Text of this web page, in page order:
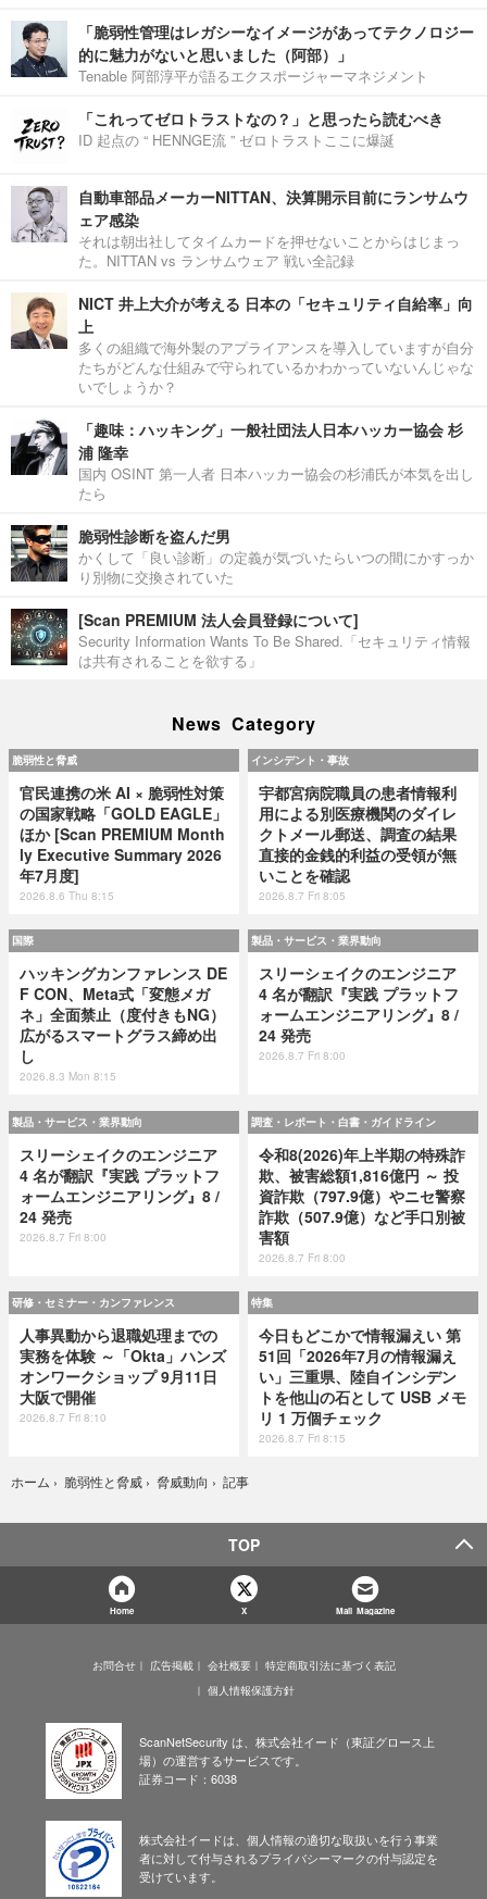
「脆弱性管理はレガシーなイメージがあってテクノロジー
的に魅力がないと思いました（阿部）」
Tenable 阿部淳平が語るエクスポージャーマネジメント
「これってゼロトラストなの？」と思ったら読むべき
ID 起点の “ HENNGE流 ” ゼロトラストここに爆誕
自動車部品メーカーNITTAN、決算開示目前にランサムウ
ェア感染
それは朝出社してタイムカードを押せないことからはじまっ
た。NITTAN vs ランサムウェア 戦い全記録
NICT 井上大介が考える 日本の「セキュリティ自給率」向
上
多くの組織で海外製のアプライアンスを導入していますが自分
たちがどんな仕組みで守られているかわかっていないんじゃな
いでしょうか？
「趣味：ハッキング」一般社団法人日本ハッカー協会 杉
浦 隆幸
国内 OSINT 第一人者 日本ハッカー協会の杉浦氏が本気を出し
たら
脆弱性診断を盗んだ男
かくして「良い診断」の定義が気づいたらいつの間にかすっか
り別物に交換されていた
[Scan PREMIUM 法人会員登録について]
Security Information Wants To Be Shared.「セキュリティ情報
は共有されることを欲する」
News Category
脆弱性と脅威
官民連携の米 AI × 脆弱性対策
の国家戦略「GOLD EAGLE」
ほか [Scan PREMIUM Month
ly Executive Summary 2026
年7月度]
2026.8.6 Thu 8:15
インシデント・事故
宇都宮病院職員の患者情報利
用による別医療機関のダイレ
クトメール郵送、調査の結果
直接的金銭的利益の受領が無
いことを確認
2026.8.7 Fri 8:05
国際
ハッキングカンファレンス DE
F CON、Meta式「変態メガ
ネ」全面禁止（度付きもNG）
広がるスマートグラス締め出
し
2026.8.3 Mon 8:15
製品・サービス・業界動向
スリーシェイクのエンジニア
4 名が翻訳『実践 プラットフ
ォームエンジニアリング』8 /
24 発売
2026.8.7 Fri 8:00
製品・サービス・業界動向
スリーシェイクのエンジニア
4 名が翻訳『実践 プラットフ
ォームエンジニアリング』8 /
24 発売
2026.8.7 Fri 8:00
調査・レポート・白書・ガイドライン
令和8(2026)年上半期の特殊詐
欺、被害総額1,816億円 ～ 投
資詐欺（797.9億）やニセ警察
詐欺（507.9億）など手口別被
害額
2026.8.7 Fri 8:00
研修・セミナー・カンファレンス
人事異動から退職処理までの
実務を体験 ～「Okta」ハンズ
オンワークショップ 9月11日
大阪で開催
2026.8.7 Fri 8:10
特集
今日もどこかで情報漏えい 第
51回「2026年7月の情報漏え
い」三重県、陸自インシデン
トを他山の石として USB メモ
リ 1 万個チェック
2026.8.7 Fri 8:15
ホーム › 脆弱性と脅威 › 脅威動向 › 記事
TOP
Home X Mail Magazine
お問合せ 広告掲載 会社概要
特定商取引法に基づく表記
個人情報保護方針
ScanNetSecurity は、株式会社イード（東証グロース上
場）の運営するサービスです。
証券コード：6038
株式会社イードは、個人情報の適切な取扱いを行う事業
者に対して付与されるプライバシーマークの付与認定を
受けています。